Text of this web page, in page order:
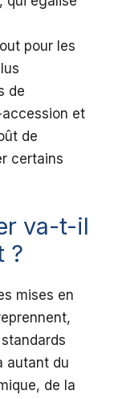
pour les
de
et
de
certains
va-t-il
?
mises en
autant du
de la